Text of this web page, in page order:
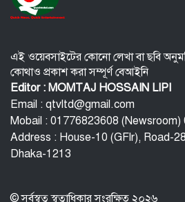
সড়ক নির্মাণ করে দেড় শতাধিক
করলেন পৌর বিএনপি নেতা
এই ওয়েবসাইটের কোনো লেখা বা ছবি
কোথাও প্রকাশ করা সম্পূর্ণ বেআইনি
Editor : MOMTAJ HOSSAIN LIPI
Email : qtvltd@gmail.com
Mobail : 01776823608
Address : House-10 (GFlr), Road-
Dhaka-1213
© সর্বস্বত্ব স্বত্বাধিকার সংরক্ষিত ২০২৬